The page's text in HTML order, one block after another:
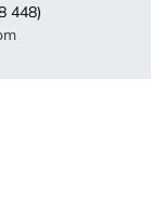
448)